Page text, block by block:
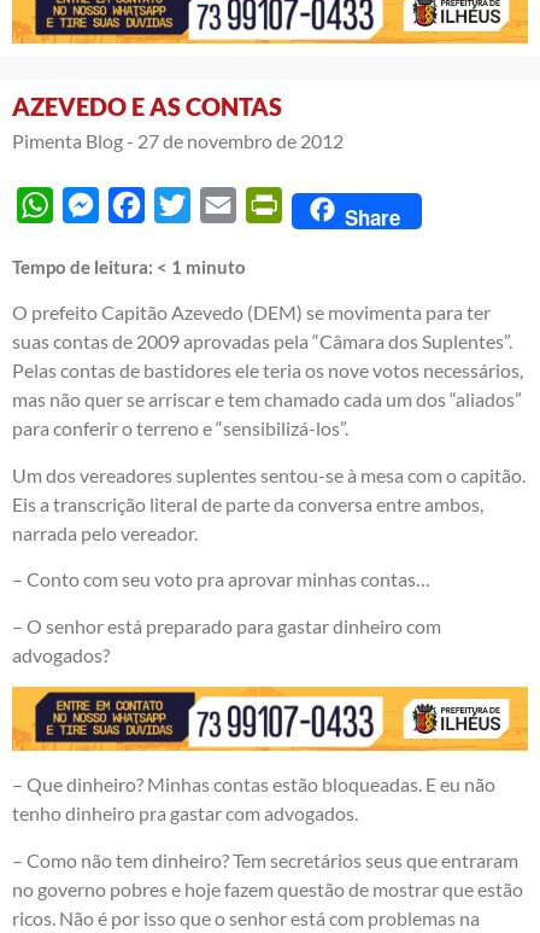
AZEVEDO E AS CONTAS
Pimenta Blog - 27 de novembro de 2012
WhatsAppMessengerFacebook
Twitter Email PrintFriendly
Share
Tempo de leitura: < 1 minuto
O prefeito Capitão Azevedo (DEM) se movimenta para ter
suas contas de 2009 aprovadas pela “Câmara dos Suplentes”.
Pelas contas de bastidores ele teria os nove votos necessários,
mas não quer se arriscar e tem chamado cada um dos “aliados”
para conferir o terreno e “sensibilizá-los”.
Um dos vereadores suplentes sentou-se à mesa com o capitão.
Eis a transcrição literal de parte da conversa entre ambos,
narrada pelo vereador.
– Conto com seu voto pra aprovar minhas contas…
– O senhor está preparado para gastar dinheiro com
advogados?
– Que dinheiro? Minhas contas estão bloqueadas. E eu não
tenho dinheiro pra gastar com advogados.
– Como não tem dinheiro? Tem secretários seus que entraram
no governo pobres e hoje fazem questão de mostrar que estão
ricos. Não é por isso que o senhor está com problemas na